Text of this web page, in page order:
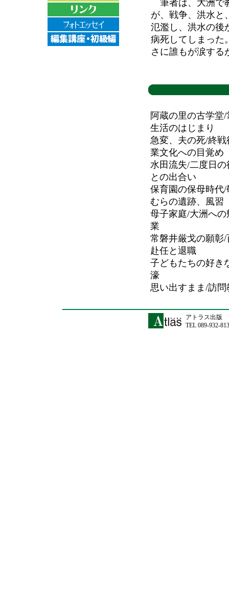
筆者は、大洲で
が、戦争、洪水と
氾濫し、洪水の後
病死してしまった
さに誰もが涙する
阿蔵の里の古学堂
生活のはじまり
急変、夫の死/終
業文化への目覚め
水田流失/二度日
との出合い
保育園の保母時代
むらの遺跡、風習
母子家庭/大洲へ
業
常磐井厳戈の願彰
赴任と退職
子どもたちの好き
濠
思い出すまま/訪
アトラス出版
TEL 089-932-